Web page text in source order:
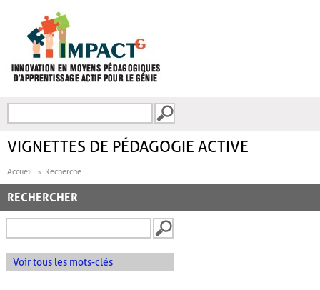
FORMULAIRE DE
VIGNETTES DE PÉDAGOGIE ACTIVE
Accueil Recherche
RECHERCHER
Voir tous les mots-clés